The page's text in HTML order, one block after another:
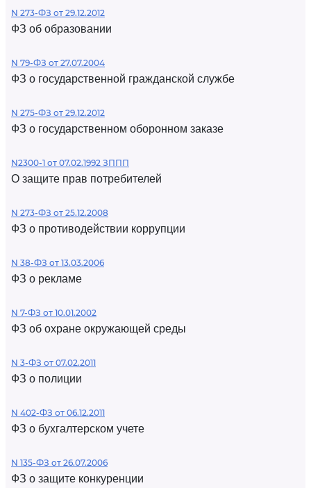
N 273-ФЗ от 29.12.2012
ФЗ об образовании
N 79-ФЗ от 27.07.2004
ФЗ о государственной гражданской службе
N 275-ФЗ от 29.12.2012
ФЗ о государственном оборонном заказе
N2300-1 от 07.02.1992 ЗППП
О защите прав потребителей
N 273-ФЗ от 25.12.2008
ФЗ о противодействии коррупции
N 38-ФЗ от 13.03.2006
ФЗ о рекламе
N 7-ФЗ от 10.01.2002
ФЗ об охране окружающей среды
N 3-ФЗ от 07.02.2011
ФЗ о полиции
N 402-ФЗ от 06.12.2011
ФЗ о бухгалтерском учете
N 135-ФЗ от 26.07.2006
ФЗ о защите конкуренции